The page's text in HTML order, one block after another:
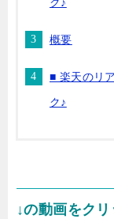
概要
■ 楽天のリ
ク♪
↓の動画をク